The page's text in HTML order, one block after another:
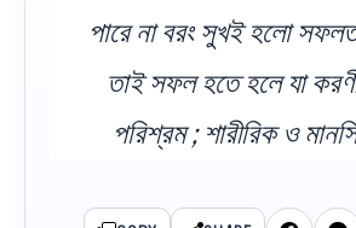
পারে না বরং সুখই হলো
তাই সফল হতে হলে যা
পরিশ্রম ; শারীরিক ও